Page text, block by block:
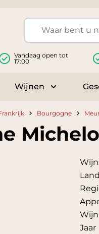
Vandaag open tot
17:00
Wijnen
Toggle
Bourgogne
Land
Jaar